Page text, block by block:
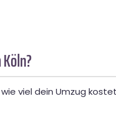
viel dein Umzug